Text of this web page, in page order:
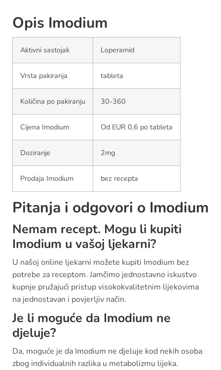
Opis Imodium
Aktivni sastojak Loperamid
Vrsta pakiranja tableta
Količina po pakiranju 30-360
Cijena Imodium Od EUR 0,6 po tableta
Doziranje 2mg
Prodaja Imodium bez recepta
Pitanja i odgovori o Imodium
Nemam recept. Mogu li kupiti
Imodium u vašoj ljekarni?
U našoj online ljekarni možete kupiti Imodium bez
potrebe za receptom. Jamčimo jednostavno iskustvo
kupnje pružajući pristup visokokvalitetnim lijekovima
na jednostavan i povjerljiv način.
Je li moguće da Imodium ne
djeluje?
Da, moguće je da Imodium ne djeluje kod nekih osoba
zbog individualnih razlika u metabolizmu lijeka.